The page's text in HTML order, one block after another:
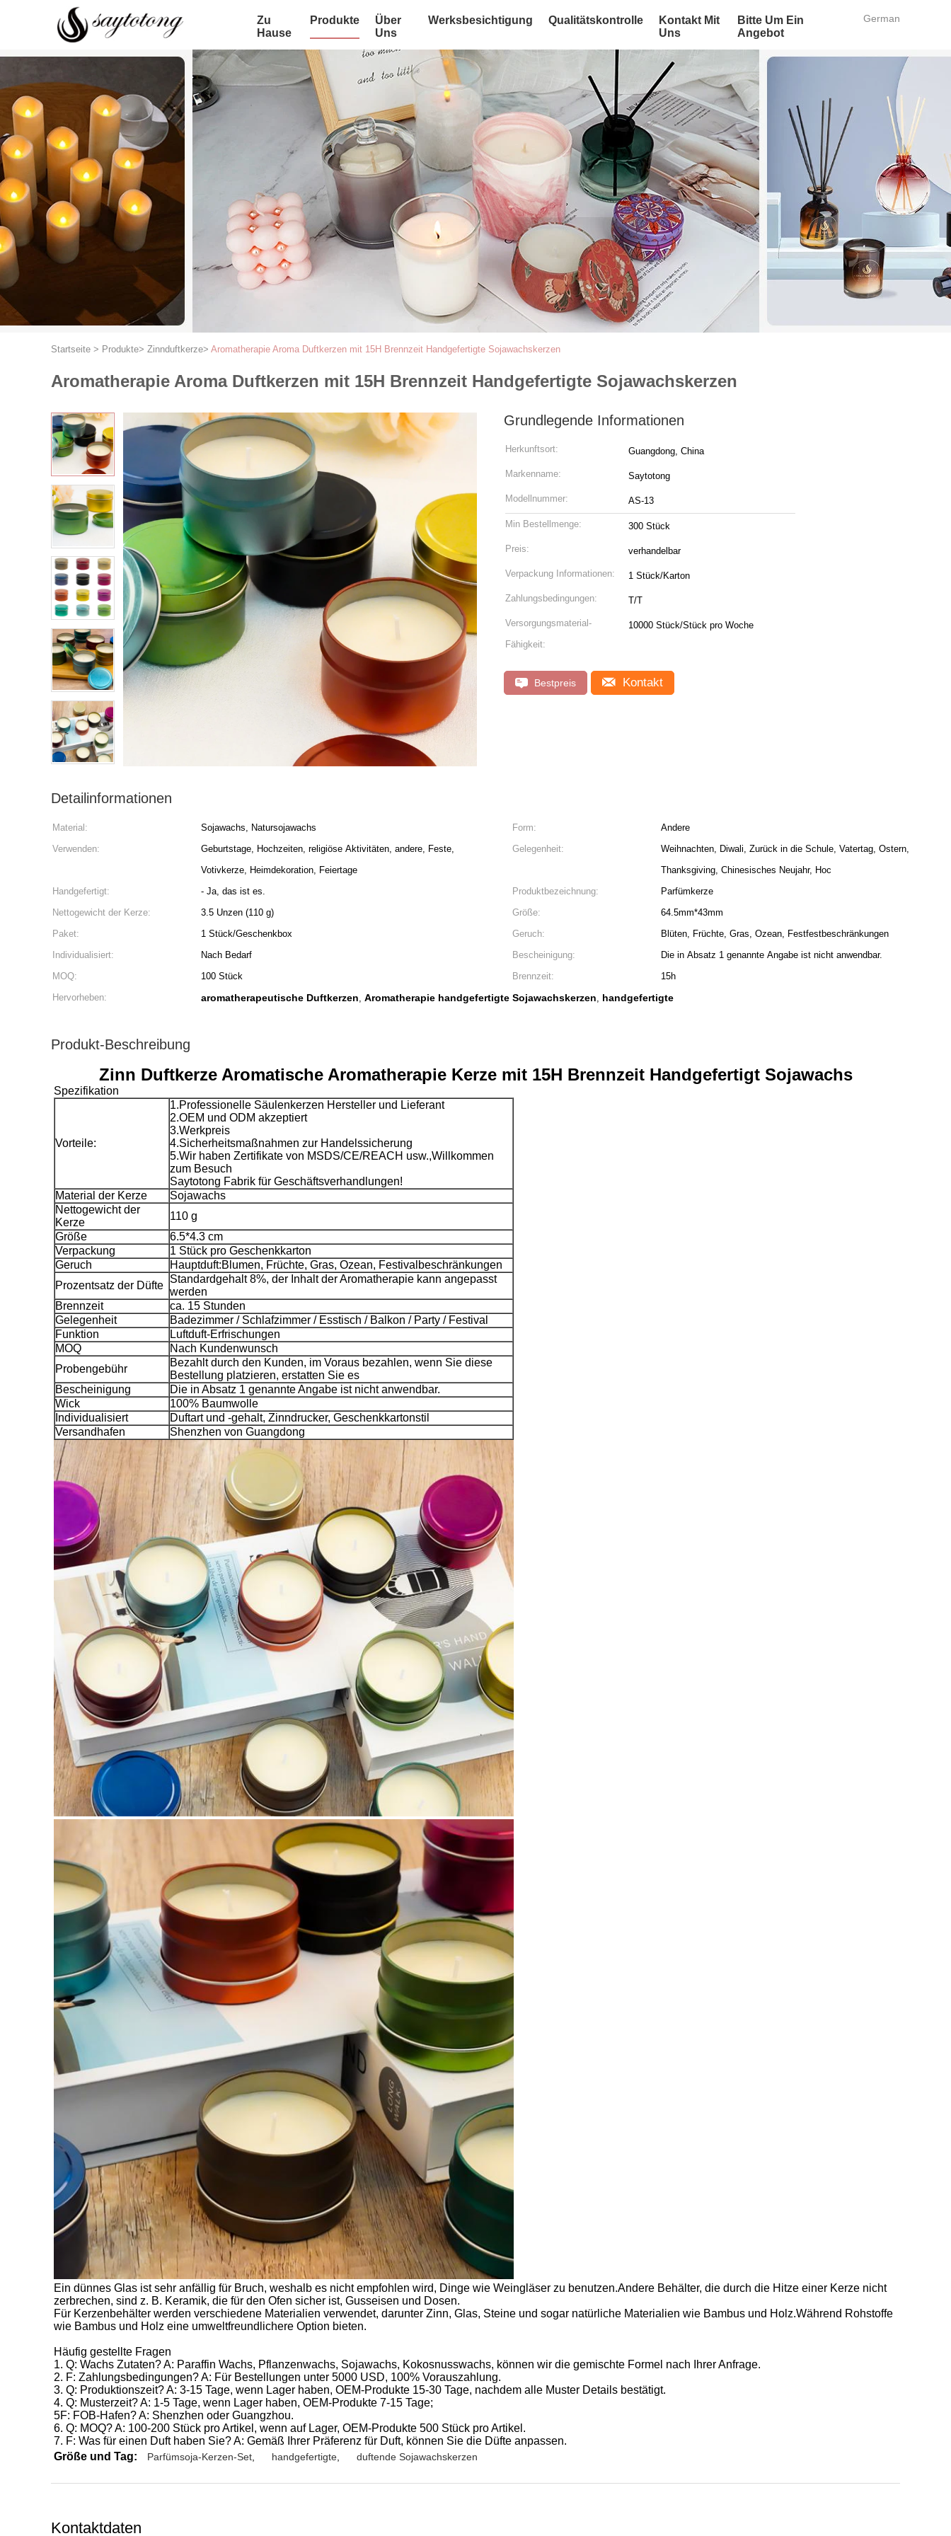
German
Zu
Hause
Produkte
Über
Uns
Werksbesichtigung Qualitätskontrolle
Kontakt Mit
Uns
Bitte Um Ein
Angebot
Startseite > Produkte> Zinnduftkerze> Aromatherapie Aroma Duftkerzen mit 15H Brennzeit Handgefertigte Sojawachskerzen
Aromatherapie Aroma Duftkerzen mit 15H Brennzeit Handgefertigte Sojawachskerzen
Grundlegende Informationen
Herkunftsort: Guangdong, China
Markenname: Saytotong
Modellnummer: AS-13
Min Bestellmenge: 300 Stück
Preis: verhandelbar
Verpackung Informationen: 1 Stück/Karton
Zahlungsbedingungen: T/T
Versorgungsmaterial-
Fähigkeit:
10000 Stück/Stück pro Woche
Bestpreis Kontakt
Detailinformationen
Material: Sojawachs, Natursojawachs Form:
Andere
Verwenden:
Geburtstage, Hochzeiten, religiöse Aktivitäten, andere, Feste,
Votivkerze, Heimdekoration, Feiertage
Gelegenheit:
Weihnachten, Diwali, Zurück in die Schule, Vatertag, Ostern,
Thanksgiving, Chinesisches Neujahr, Hoc
Handgefertigt:
- Ja, das ist es. Produktbezeichnung:
Parfümkerze
Nettogewicht der Kerze:
3.5 Unzen (110 g) Größe:
64.5mm*43mm
Paket:
1 Stück/Geschenkbox Geruch:
Blüten, Früchte, Gras, Ozean, Festfestbeschränkungen
Individualisiert:
Nach Bedarf Bescheinigung:
Die in Absatz 1 genannte Angabe ist nicht anwendbar.
MOQ:
100 Stück Brennzeit:
15h
Hervorheben:
aromatherapeutische Duftkerzen, Aromatherapie handgefertigte Sojawachskerzen, handgefertigte
Produkt-Beschreibung
Zinn Duftkerze Aromatische Aromatherapie Kerze mit 15H Brennzeit Handgefertigt Sojawachs
Spezifikation
Vorteile:
1.Professionelle Säulenkerzen Hersteller und Lieferant
2.OEM und ODM akzeptiert
3.Werkpreis
4.Sicherheitsmaßnahmen zur Handelssicherung
5.Wir haben Zertifikate von MSDS/CE/REACH usw.,Willkommen
zum Besuch
Saytotong Fabrik für Geschäftsverhandlungen!
Material der Kerze
Sojawachs
Nettogewicht der
Kerze
110 g
Größe
6.5*4.3 cm
Verpackung
1 Stück pro Geschenkkarton
Geruch
Hauptduft:Blumen, Früchte, Gras, Ozean, Festivalbeschränkungen
Prozentsatz der Düfte
Standardgehalt 8%, der Inhalt der Aromatherapie kann angepasst
werden
Brennzeit
ca. 15 Stunden
Gelegenheit
Badezimmer / Schlafzimmer / Esstisch / Balkon / Party / Festival
Funktion
Luftduft-Erfrischungen
MOQ
Nach Kundenwunsch
Probengebühr
Bezahlt durch den Kunden, im Voraus bezahlen, wenn Sie diese
Bestellung platzieren, erstatten Sie es
Bescheinigung
Die in Absatz 1 genannte Angabe ist nicht anwendbar.
Wick
100% Baumwolle
Individualisiert
Duftart und -gehalt, Zinndrucker, Geschenkkartonstil
Versandhafen
Shenzhen von Guangdong
Ein dünnes Glas ist sehr anfällig für Bruch, weshalb es nicht empfohlen wird, Dinge wie Weingläser zu benutzen.Andere Behälter, die durch die Hitze einer Kerze nicht
zerbrechen, sind z. B. Keramik, die für den Ofen sicher ist, Gusseisen und Dosen.
Für Kerzenbehälter werden verschiedene Materialien verwendet, darunter Zinn, Glas, Steine und sogar natürliche Materialien wie Bambus und Holz.Während Rohstoffe
wie Bambus und Holz eine umweltfreundlichere Option bieten.
Häufig gestellte Fragen
1. Q: Wachs Zutaten? A: Paraffin Wachs, Pflanzenwachs, Sojawachs, Kokosnusswachs, können wir die gemischte Formel nach Ihrer Anfrage.
2. F: Zahlungsbedingungen? A: Für Bestellungen unter 5000 USD, 100% Vorauszahlung.
3. Q: Produktionszeit? A: 3-15 Tage, wenn Lager haben, OEM-Produkte 15-30 Tage, nachdem alle Muster Details bestätigt.
4. Q: Musterzeit? A: 1-5 Tage, wenn Lager haben, OEM-Produkte 7-15 Tage;
5F: FOB-Hafen? A: Shenzhen oder Guangzhou.
6. Q: MOQ? A: 100-200 Stück pro Artikel, wenn auf Lager, OEM-Produkte 500 Stück pro Artikel.
7. F: Was für einen Duft haben Sie? A: Gemäß Ihrer Präferenz für Duft, können Sie die Düfte anpassen.
Größe und Tag:
Parfümsoja-Kerzen-Set handgefertigte duftende Sojawachskerzen
Kontaktdaten